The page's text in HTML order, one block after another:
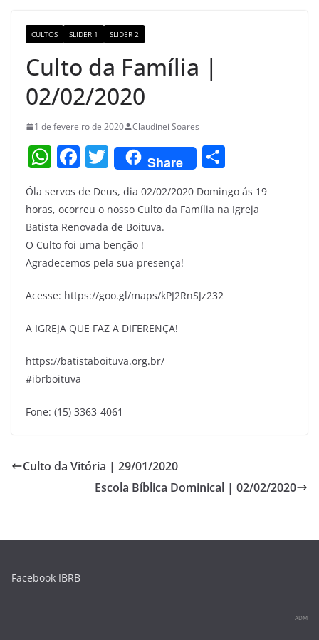
k p
s
CULTOS SLIDER 1 SLIDER 2
Culto da Família |
02/02/2020
1 de fevereiro de 2020 Claudinei Soares
W
at
s
A
p
p
F
a
c
e
b
o
o
T
w
itt
er
Share
ar
e
Óla servos de Deus, dia 02/02/2020 Domingo ás 19
horas, ocorreu o nosso Culto da Família na Igreja
Batista Renovada de Boituva.
O Culto foi uma benção !
Agradecemos pela sua presença!
Acesse: https://goo.gl/maps/kPJ2RnSJz232
A IGREJA QUE FAZ A DIFERENÇA!
https://batistaboituva.org.br/
#ibrboituva
Fone: (15) 3363-4061
Culto da Vitória | 29/01/2020
Escola Bíblica Dominical | 02/02/2020
Facebook IBRB
ADM